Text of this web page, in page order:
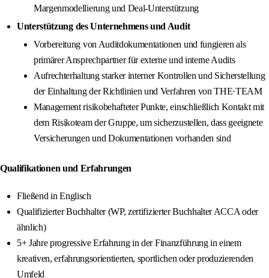
Margenmodellierung und Deal-Unterstützung
Unterstützung des Unternehmens und Audit
Vorbereitung von Auditdokumentationen und fungieren als
primärer Ansprechpartner für externe und interne Audits
Aufrechterhaltung starker interner Kontrollen und Sicherstellung
der Einhaltung der Richtlinien und Verfahren von THE·TEAM
Management risikobehafteter Punkte, einschließlich Kontakt mit
dem Risikoteam der Gruppe, um sicherzustellen, dass geeignete
Versicherungen und Dokumentationen vorhanden sind
Qualifikationen und Erfahrungen
Fließend in Englisch
Qualifizierter Buchhalter (WP, zertifizierter Buchhalter ACCA oder
ähnlich)
5+ Jahre progressive Erfahrung in der Finanzführung in einem
kreativen, erfahrungsorientierten, sportlichen oder produzierenden
Umfeld